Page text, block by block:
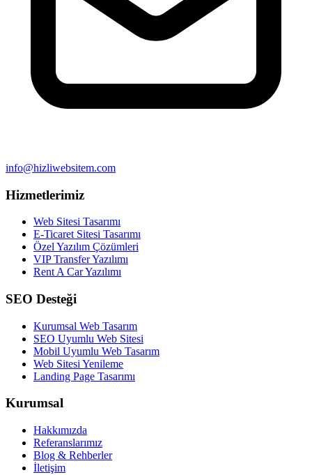
info@hizliwebsitem.com
Hizmetlerimiz
Web Sitesi Tasarımı
E-Ticaret Sitesi Tasarımı
Özel Yazılım Çözümleri
VIP Transfer Yazılımı
Rent A Car Yazılımı
SEO Desteği
Kurumsal Web Tasarım
SEO Uyumlu Web Sitesi
Mobil Uyumlu Web Tasarım
Web Sitesi Yenileme
Landing Page Tasarımı
Kurumsal
Hakkımızda
Referanslarımız
Blog & Rehberler
İletişim